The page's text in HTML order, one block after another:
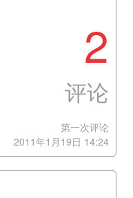
2
评论
第一次评论
2011年1月19日 14:24